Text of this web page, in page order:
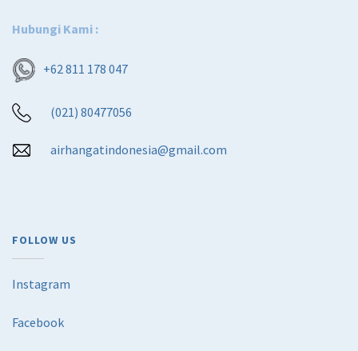
Hubungi Kami :
+62 811 178 047
(021) 80477056
airhangatindonesia@gmail.com
FOLLOW US
Instagram
Facebook